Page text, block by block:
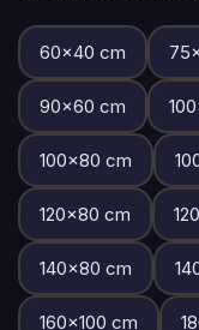
60×40 cm 75
90×60 cm 100
100×80 cm
120×80 cm 120
140×80 cm
160×100 cm